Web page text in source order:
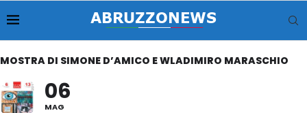
MOSTRA DI SIMONE D’AMICO E WLADIMIRO MARASCHIO
06
MAG